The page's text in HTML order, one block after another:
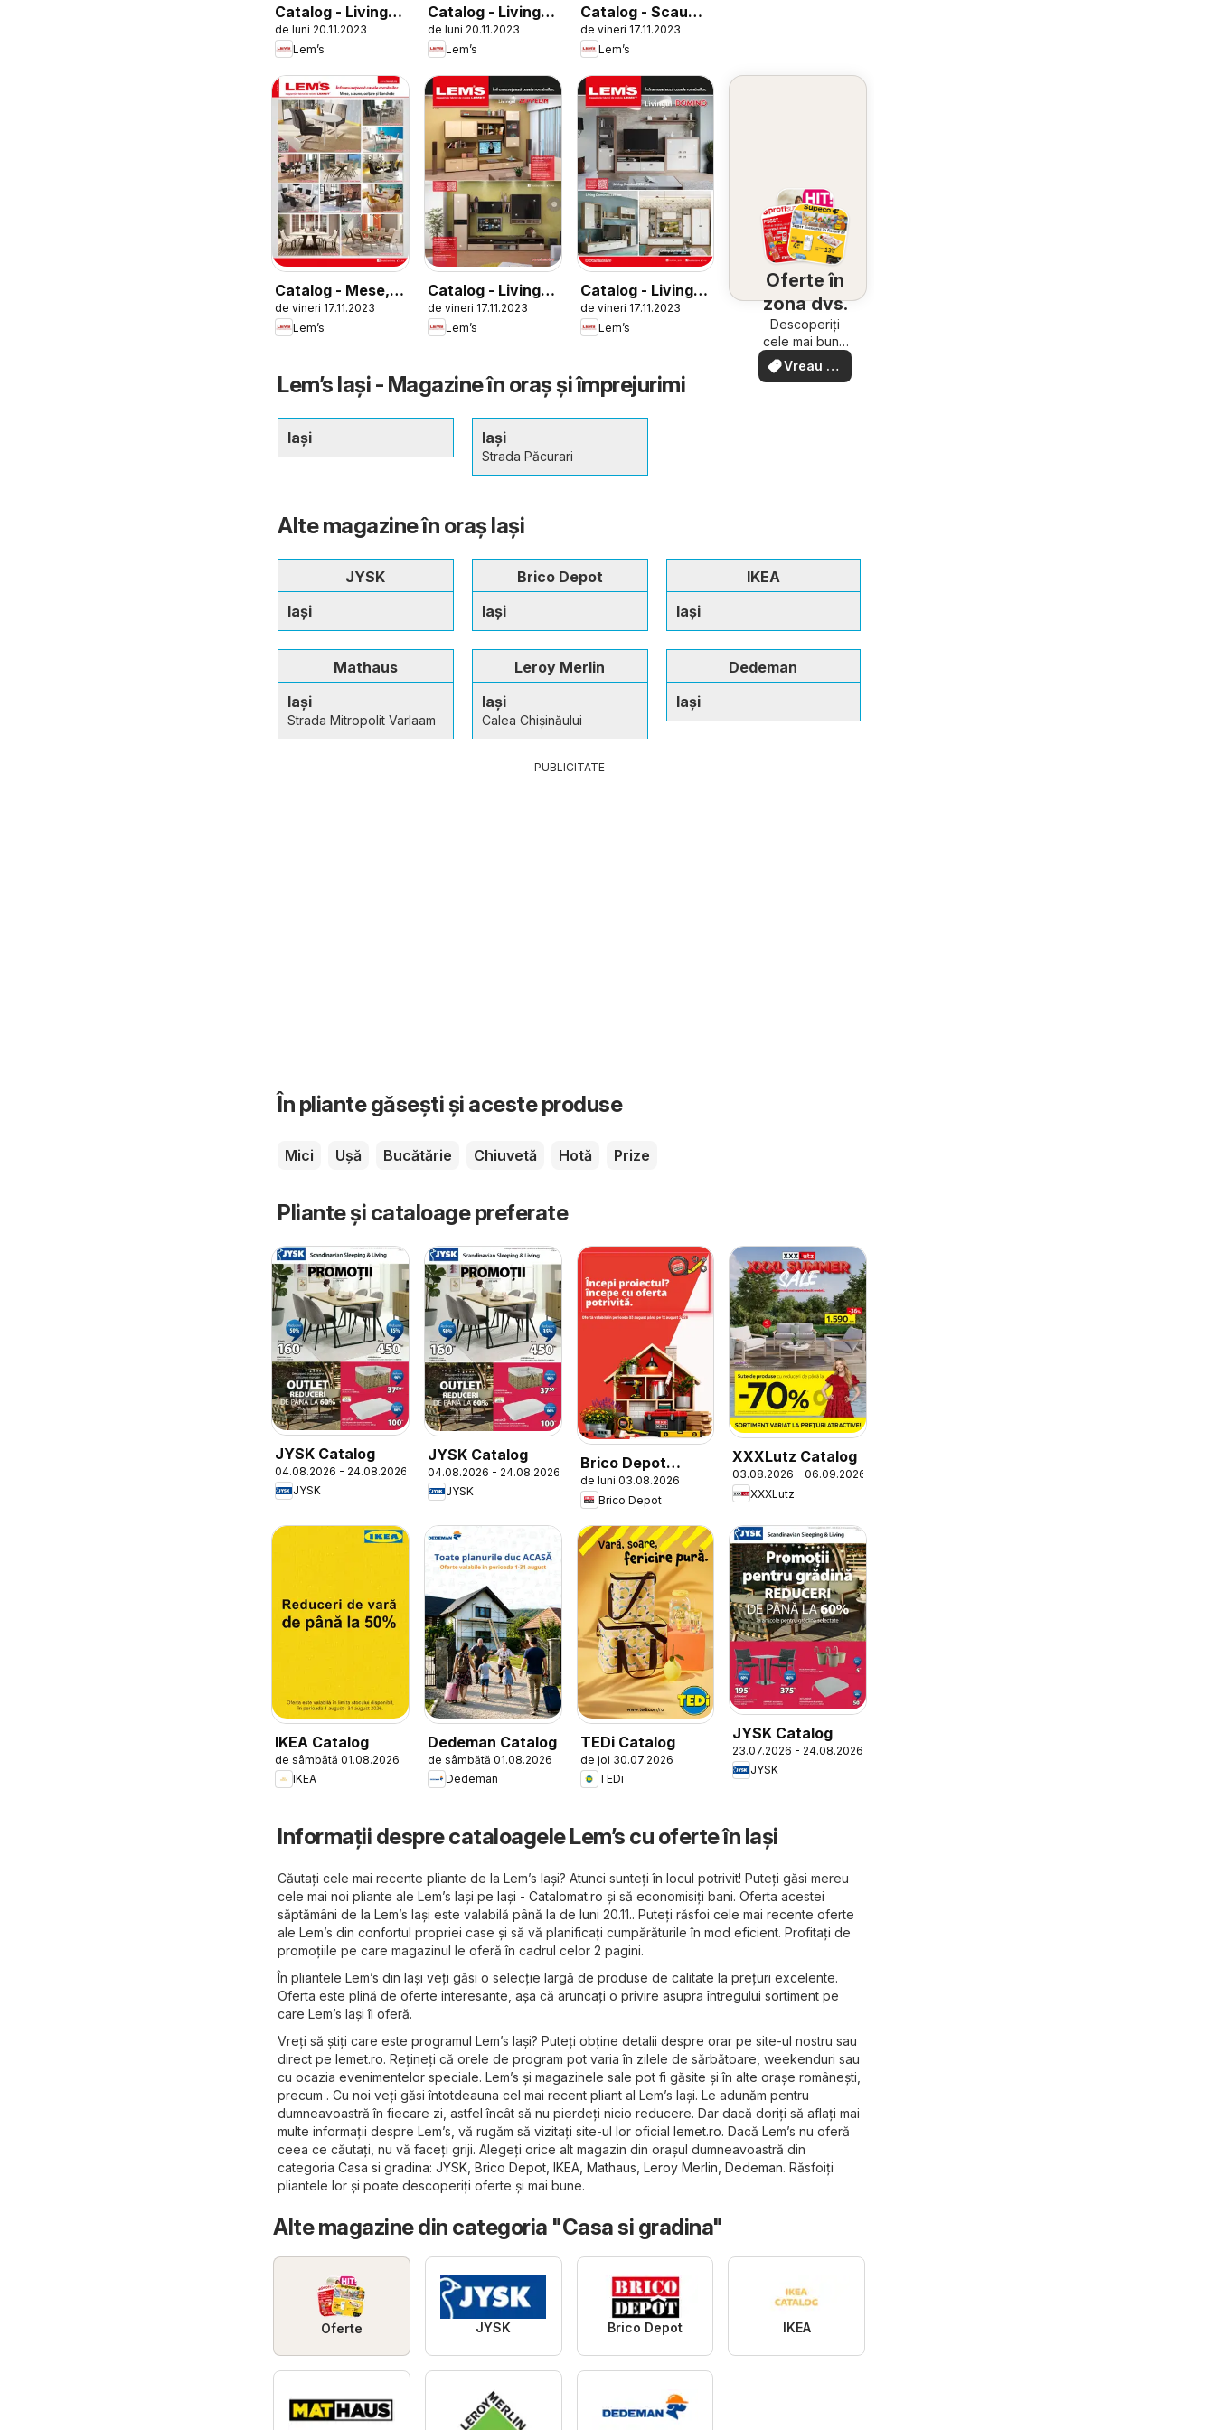
Catalog - Living și
Dormitor City
de luni 20.11.2023
Lem’s
Catalog - Living-
uri Smart și Smart
Plus
de luni 20.11.2023
Lem’s
Catalog - Scaune
de birou
de vineri 17.11.2023
Lem’s
Catalog - Mese,
scaune, colțare și
banchete
de vineri 17.11.2023
Lem’s
Catalog - Living
Zeppelin
de vineri 17.11.2023
Lem’s
Catalog - Living
Domino
de vineri 17.11.2023
Lem’s
Oferte în
zona dvs.
Descoperiți
cele mai bune
oferte din
apropiere –
Vreau să
văd
Lem’s Iași - Magazine în oraş şi împrejurimi
Iași Iași
Strada Păcurari
Alte magazine în oraş Iași
JYSK
Iași
Brico Depot
Iași
IKEA
Iași
Mathaus
Iași
Strada Mitropolit Varlaam
Leroy Merlin
Iași
Calea Chișinăului
Dedeman
Iași
PUBLICITATE
În pliante găsești și aceste produse
Mici Ușă Bucătărie Chiuvetă Hotă Prize
Pliante și cataloage preferate
JYSK Catalog
04.08.2026 - 24.08.2026
JYSK
JYSK Catalog
04.08.2026 - 24.08.2026
JYSK
Brico Depot
Catalog
de luni 03.08.2026
Brico Depot
XXXLutz Catalog
03.08.2026 - 06.09.2026
XXXLutz
IKEA Catalog
de sâmbătă 01.08.2026
IKEA
Dedeman Catalog
de sâmbătă 01.08.2026
Dedeman
TEDi Catalog
de joi 30.07.2026
TEDi
JYSK Catalog
23.07.2026 - 24.08.2026
JYSK
Informații despre cataloagele Lem’s cu oferte în Iași
Căutați cele mai recente pliante de la Lem’s Iași? Atunci sunteți în locul potrivit! Puteți găsi mereu
cele mai noi pliante ale Lem’s Iași pe Iași - Catalomat.ro și să economisiți bani. Oferta acestei
săptămâni de la Lem’s Iași este valabilă până la de luni 20.11.. Puteți răsfoi cele mai recente oferte
ale Lem’s din confortul propriei case și să vă planificați cumpărăturile în mod eficient. Profitați de
promoțiile pe care magazinul le oferă în cadrul celor 2 pagini.
În pliantele Lem’s din Iași veți găsi o selecție largă de produse de calitate la prețuri excelente.
Oferta este plină de oferte interesante, așa că aruncați o privire asupra întregului sortiment pe
care Lem’s Iași îl oferă.
Vreți să știți care este programul Lem’s Iași? Puteți obține detalii despre orar pe site-ul nostru sau
direct pe lemet.ro. Rețineți că orele de program pot varia în zilele de sărbătoare, weekenduri sau
cu ocazia evenimentelor speciale. Lem’s și magazinele sale pot fi găsite și în alte orașe românești,
precum . Cu noi veți găsi întotdeauna cel mai recent pliant al Lem’s Iași. Le adunăm pentru
dumneavoastră în fiecare zi, astfel încât să nu pierdeți nicio reducere. Dar dacă doriți să aflați mai
multe informații despre Lem’s, vă rugăm să vizitați site-ul lor oficial lemet.ro. Dacă Lem’s nu oferă
ceea ce căutați, nu vă faceți griji. Alegeți orice alt magazin din orașul dumneavoastră din
categoria Casa si gradina: JYSK Brico Depot IKEA Mathaus Leroy Merlin Dedeman. Răsfoiți
pliantele lor și poate descoperiți oferte și mai bune.
Alte magazine din categoria "Casa si gradina"
Oferte JYSK Brico Depot IKEA